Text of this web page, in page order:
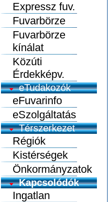
Expressz fuv.
Fuvarbörze
Fuvarbörze
kínálat
Közúti
Érdekképv.
eTudakozók
eFuvarinfo
eSzolgáltatás
Térszerkezet
Régiók
Kistérségek
Önkormányzatok
Kapcsolódók
Ingatlan